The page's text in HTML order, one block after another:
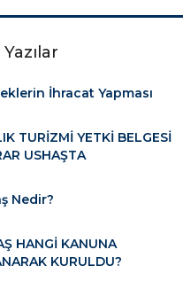
İhracat Yapması
TURİZMİ YETKİ BELGESİ
USHAŞTA
Nedir?
HANGİ KANUNA
KURULDU?